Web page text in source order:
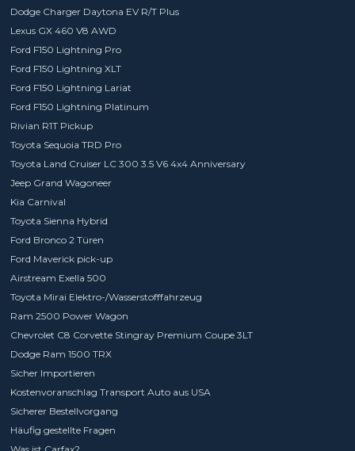
Dodge Charger Daytona EV R/T Plus
Lexus GX 460 V8 AWD
Ford F150 Lightning Pro
Ford F150 Lightning XLT
Ford F150 Lightning Lariat
Ford F150 Lightning Platinum
Rivian R1T Pickup
Toyota Sequoia TRD Pro
Toyota Land Cruiser LC 300 3.5 V6 4x4 Anniversary
Jeep Grand Wagoneer
Kia Carnival
Toyota Sienna Hybrid
Ford Bronco 2 Türen
Ford Maverick pick-up
Airstream Exella 500
Toyota Mirai Elektro-/Wasserstofffahrzeug
Ram 2500 Power Wagon
Chevrolet C8 Corvette Stingray Premium Coupe 3LT
Dodge Ram 1500 TRX
Sicher Importieren
Kostenvoranschlag Transport Auto aus USA
Sicherer Bestellvorgang
Häufig gestellte Fragen